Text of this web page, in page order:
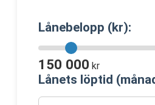
Lånebelopp (kr):
150 000 kr
Lånets löptid